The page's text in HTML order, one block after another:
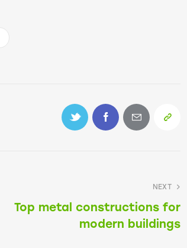
NEXT
Top metal constructions for
modern buildings